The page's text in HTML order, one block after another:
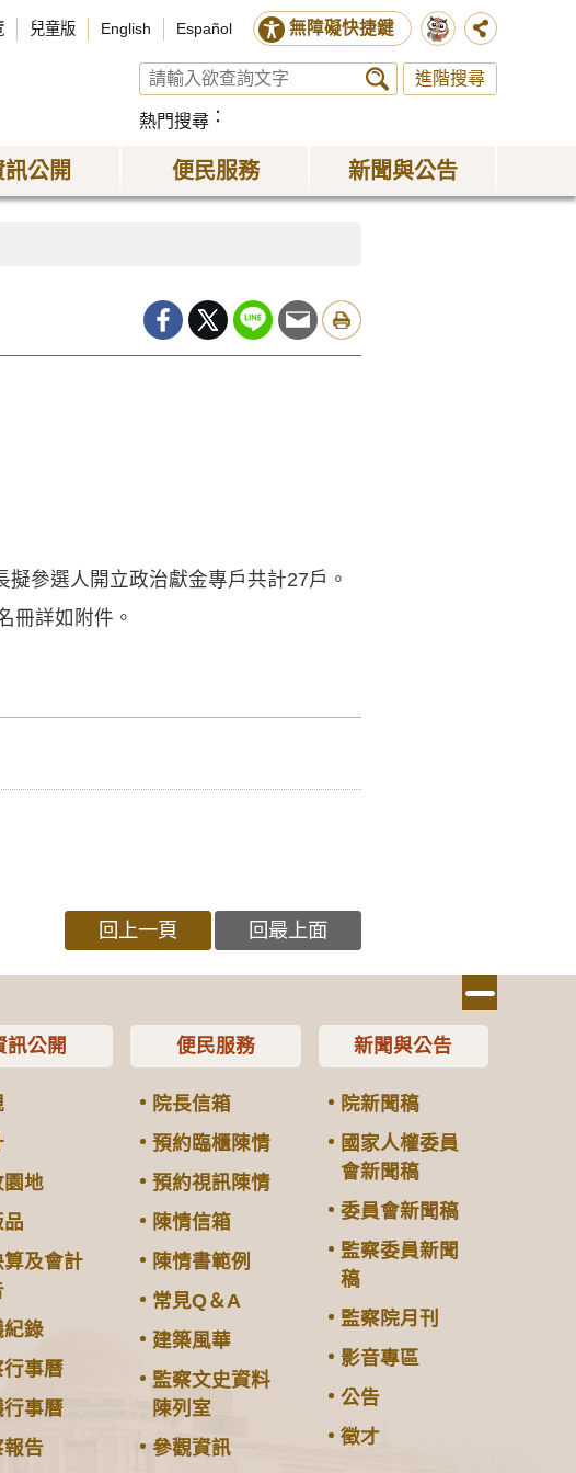
兒童版 English Español 無障礙快捷鍵
進階搜尋
熱門搜尋
訊公開 便民服務 新聞與公告
參選人開立政治獻金專戶共計27戶。
冊詳如附件。
回上一頁 回最上面
訊公開
園地
品
及會計
錄
事曆
事曆
告
便民服務
院長信箱
預約臨櫃陳情
預約視訊陳情
陳情信箱
陳情書範例
常見Q＆A
建築風華
監察文史資料
陳列室
參觀資訊
新聞與公告
院新聞稿
國家人權委員
會新聞稿
委員會新聞稿
監察委員新聞
稿
監察院月刊
影音專區
公告
徵才